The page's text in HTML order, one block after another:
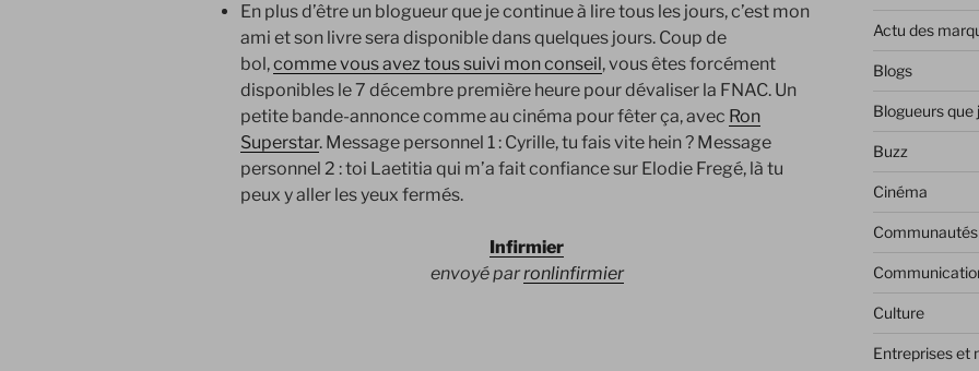
En plus d’être un blogueur que je continue à lire tous les jours, c’est mon
ami et son livre sera disponible dans quelques jours. Coup de
bol,comme vous avez tous suivi mon conseil , vous êtes forcément
disponibles le 7 décembre première heure pour dévaliser la FNAC. Un
petite bande-annonce comme au cinéma pour fêter ça, avec Ron
Superstar. Message personnel 1 : Cyrille, tu fais vite hein ? Message
personnel 2 : toi Laetitia qui m’a fait confiance sur Elodie Fregé, là tu
peux y aller les yeux fermés.
Infirmier
envoyé parronlinfirmier
Actu des
Blogs
Blogueurs que
Buzz
Cinéma
Communautés
Culture
Entreprises et